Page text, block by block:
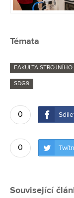
Témata
FAKULTA STROJNÍHO
SDG9
0
0
Související